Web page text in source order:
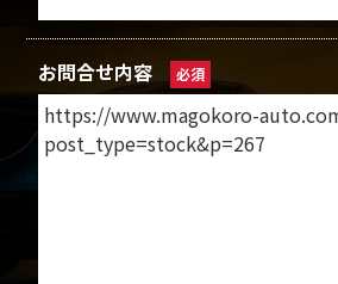
お問合せ内容 必須